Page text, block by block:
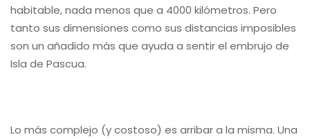
habitable, nada menos que a 4000 kilómetros. Pero
tanto sus dimensiones como sus distancias imposibles
son un añadido más que ayuda a sentir el embrujo de
Isla de Pascua.
Lo más complejo (y costoso) es arribar a la misma. Una